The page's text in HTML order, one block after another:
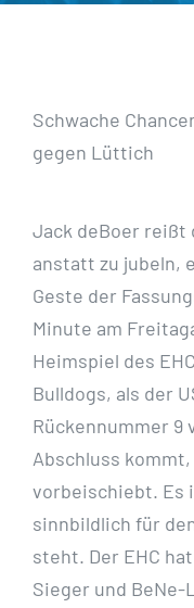
Schwache
gegen Lüttich
Jack deBoer reißt
anstatt zu jubeln,
Geste der
Minute am
Heimspiel des
Bulldogs, als der
Rückennummer 9
Abschluss
vorbeischiebt. Es
sinnbildlich für
steht. Der EHC
Sieger und